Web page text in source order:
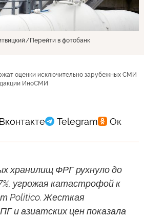
Перейти в фотобанк
оценки исключительно зарубежных СМИ
ИноСМИ
хранилищ ФРГ рухнуло до
угрожая катастрофой к
Politico. Жесткая
и азиатских цен показала